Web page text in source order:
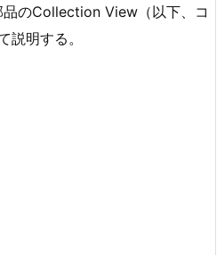
のCollection View（以下、コ
説明する。